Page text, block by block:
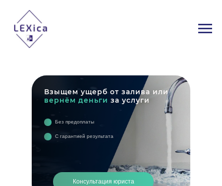
Взыщем ущерб от залива или
вернём деньги за услуги
Консультация юриста
С гарантией результата
Без предоплаты